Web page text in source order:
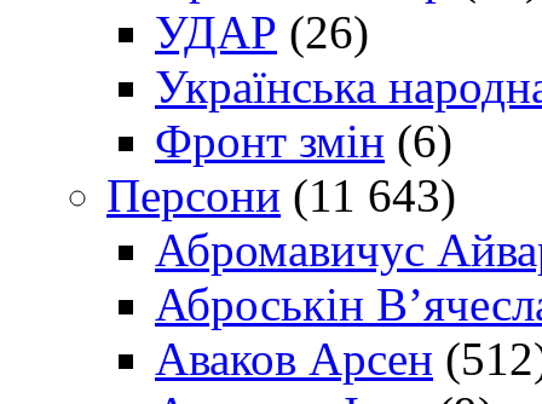
УДАР (26)
Українська
Фронт змін (6)
Персони (11 643)
Абромавичус
Аброськін
Аваков Арсен